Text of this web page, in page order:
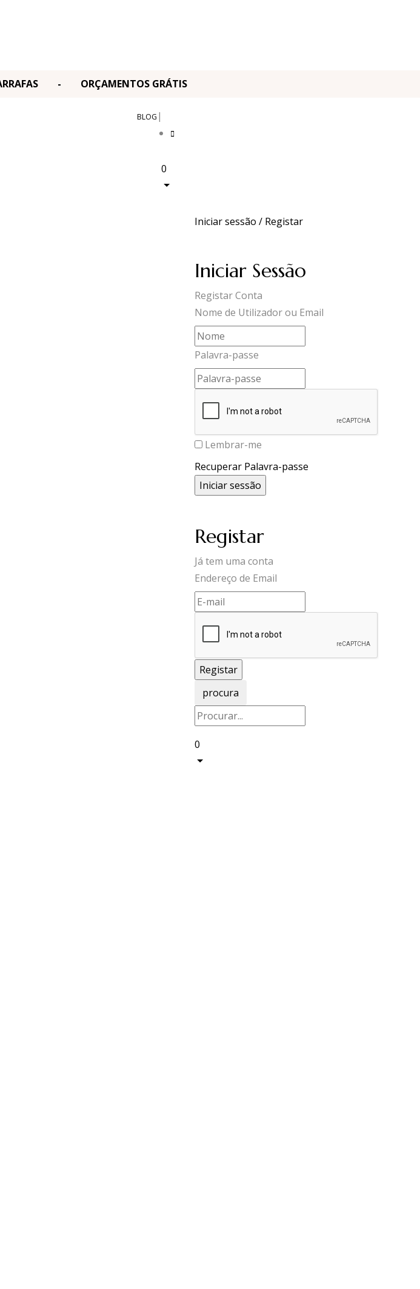
GARRAFAS - ORÇAMENTOS GRÁTIS
BLOG |
0
Iniciar sessão / Registar
Iniciar Sessão
Registar Conta
Nome de Utilizador ou Email
Palavra-passe
Lembrar-me
Recuperar Palavra-passe
Registar
Já tem uma conta
Endereço de Email
procura
0